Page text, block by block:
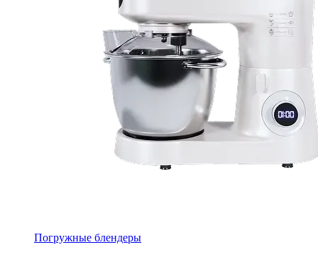
Погружные блендеры